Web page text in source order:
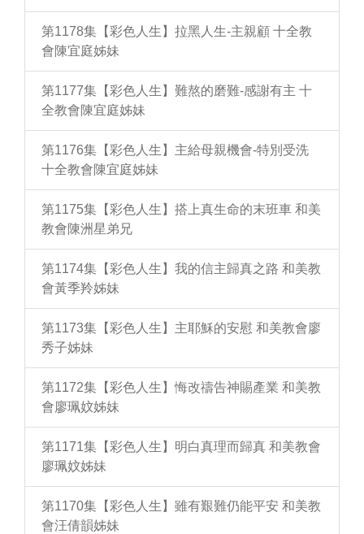
第1178集【彩色人生】拉黑人生-主親顧 十全教
會陳宜庭姊妹
第1177集【彩色人生】難熬的磨難-感謝有主 十
全教會陳宜庭姊妹
第1176集【彩色人生】主給母親機會-特別受洗
十全教會陳宜庭姊妹
第1175集【彩色人生】搭上真生命的末班車 和美
教會陳洲星弟兄
第1174集【彩色人生】我的信主歸真之路 和美教
會黃季羚姊妹
第1173集【彩色人生】主耶穌的安慰 和美教會廖
秀子姊妹
第1172集【彩色人生】悔改禱告神賜產業 和美教
會廖珮妏姊妹
第1171集【彩色人生】明白真理而歸真 和美教會
廖珮妏姊妹
第1170集【彩色人生】雖有艱難仍能平安 和美教
會汪倩韻姊妹